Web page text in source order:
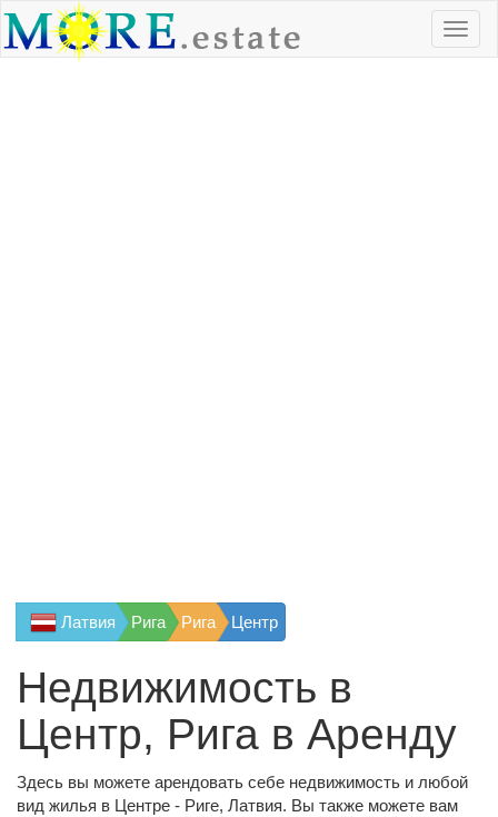
Латвия Рига Рига Центр
Недвижимость в
Центр, Рига в Аренду
Здесь вы можете арендовать себе недвижимость и любой
вид жилья в Центре - Риге, Латвия. Вы также можете вам